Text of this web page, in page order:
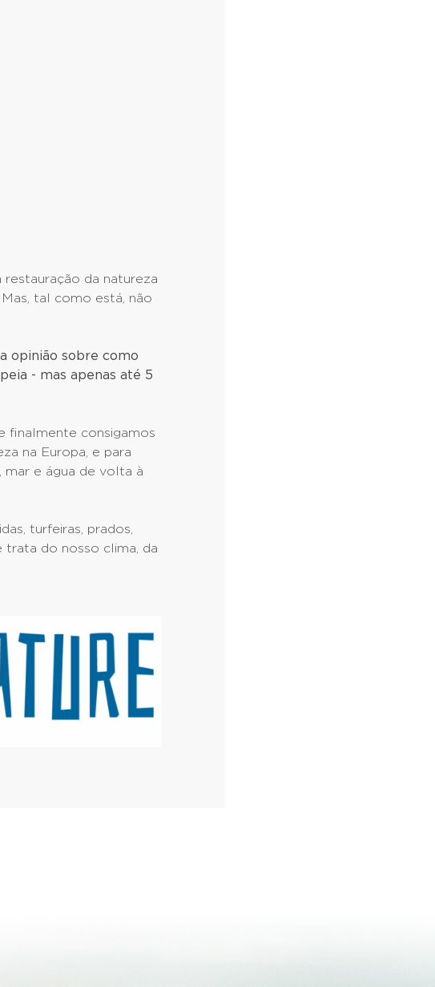
da natureza
tal como está, não
opinião sobre como
- mas apenas até 5
finalmente consigamos
na Europa, e para
mar e água de volta à
turfeiras, prados,
trata do nosso clima, da